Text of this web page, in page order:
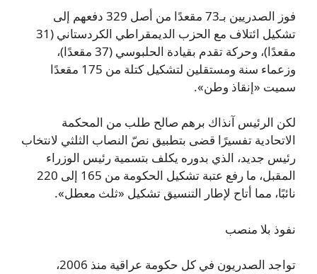
فوز الصدريين بـ73 مقعدًا من أصل 329 دفعهم إلى
تشكيل ائتلاف مع الحزب الديمقراطي الكردستاني (31
مقعدًا)، وحركة تقدم بقيادة الحلبوسي (37 مقعدًا)،
وزعماء سنة ومستقلين لتشكيل كتلة من 175 مقعدًا
سميت «إنقاذ وطن».
لكن الرئيس آنذاك برهم صالح طلب من المحكمة
الاتحادية تفسيرًا قضى بتطبيق نصّ النصاب الثلثي لانتخاب
رئيس جديد، الذي بدوره يكلف بتسمية رئيس الوزراء
المقبل، ما رفع عتبة تشكيل الحكومة من 165 إلى 220
نائبًا، مما أتاح لإطار التنسيق تشكيل «ثلث معطل».
نفوذ بلا منصب
تواجد الصدريون في كل حكومة عراقية منذ 2006،